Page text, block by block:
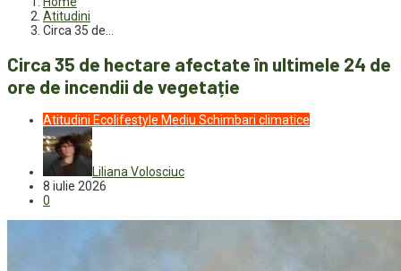
Atitudini
Circa 35 de…
Circa 35 de hectare afectate în ultimele 24 de
ore de incendii de vegetație
Atitudini Ecolifestyle Mediu Schimbari climatice
Liliana Volosciuc
8 iulie 2026
0